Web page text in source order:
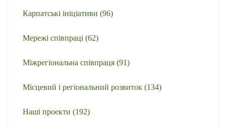
Карпатські ініціативи (96)
Мережі співпраці (62)
Міжрегіональна співпраця (91)
Місцевий і регіональний розвиток (134)
Наші проекти (192)